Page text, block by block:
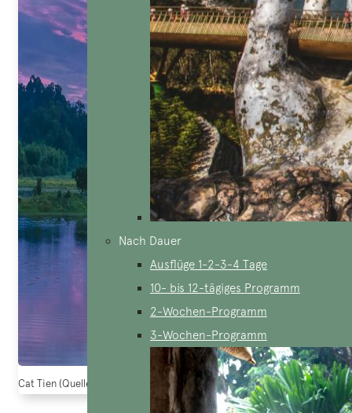
Nach Dauer
Ausflüge 1-2-3-4 Tage
10- bis 12-tägiges Programm
2-Wochen-Programm
3-Wochen-Programm
Cat Tien (Quelle: canva.com)